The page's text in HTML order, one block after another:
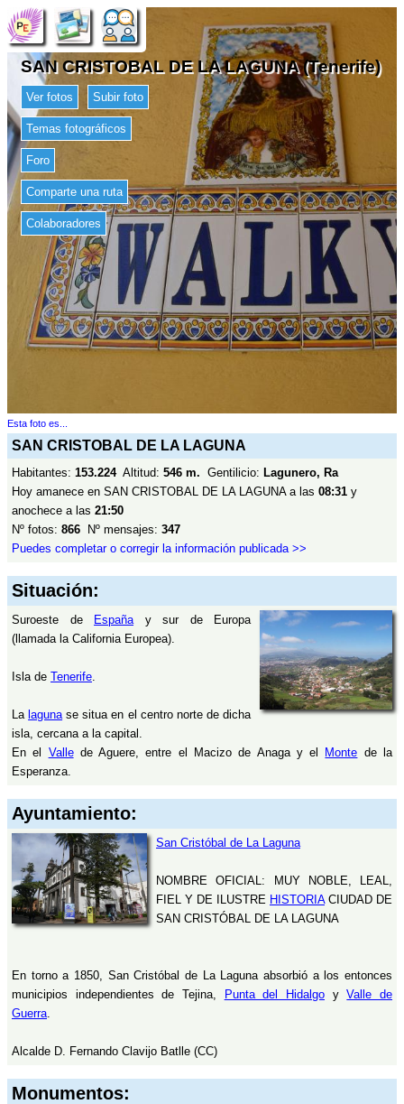
SAN CRISTOBAL DE LA LAGUNA (Tenerife)
Ver fotos Subir foto
Temas fotográficos
Foro
Comparte una ruta
Colaboradores
Esta foto es...
SAN CRISTOBAL DE LA LAGUNA
Habitantes: 153.224Altitud: 546 m. Gentilicio: Lagunero, Ra
Hoy amanece en SAN CRISTOBAL DE LA LAGUNA a las 08:31 y
anochece a las 21:50
Nº fotos: 866 Nº mensajes: 347
Puedes completar o corregir la información publicada >>
Situación:
Suroeste de Españay sur de Europa
(llamada la California Europea).
Isla de Tenerife.
La lagunase situa en el centro norte de dicha
isla, cercana a la capital.
En el Vallede Aguere, entre el Macizo de Anaga y el Monte de la
Esperanza.
Ayuntamiento:
San Cristóbal de La Laguna
NOMBRE OFICIAL: MUY NOBLE, LEAL,
FIEL Y DE ILUSTRE HISTORIACIUDAD DE
SAN CRISTÓBAL DE LA LAGUNA
En torno a 1850, San Cristóbal de La Laguna absorbió a los entonces
municipios independientes de Tejina,
Punta del Hidalgo yValle de
Guerra.
Alcalde D. Fernando Clavijo Batlle (CC)
Monumentos: